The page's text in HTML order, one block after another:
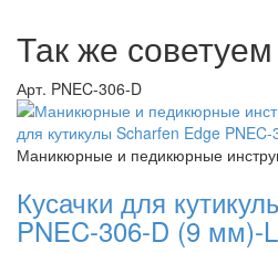
Так же
Арт. PNEC-306-D
Маникюрные и педикюрные
Кусачки для
PNEC-306-D (9 мм)-